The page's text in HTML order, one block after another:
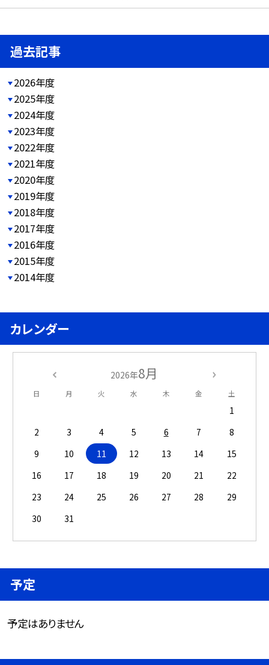
過去記事
2026年度
2025年度
2024年度
2023年度
2022年度
2021年度
2020年度
2019年度
2018年度
2017年度
2016年度
2015年度
2014年度
カレンダー
2026年8月
日 月 火 水 木 金 土
1
2
3 4 5 6 7
8
9
10 11 12 13 14
15
16
17 18 19 20 21
22
23
24 25 26 27 28
29
30
31
予定
予定はありません